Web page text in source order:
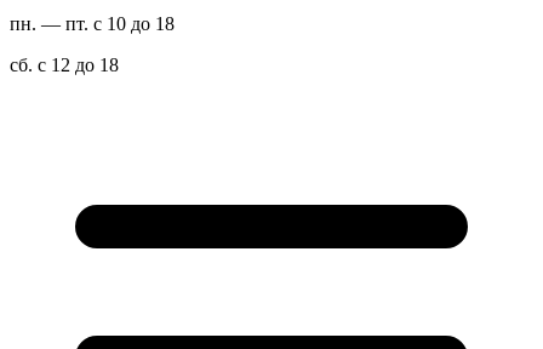
пн. — пт. с 10 до 18
сб. с 12 до 18